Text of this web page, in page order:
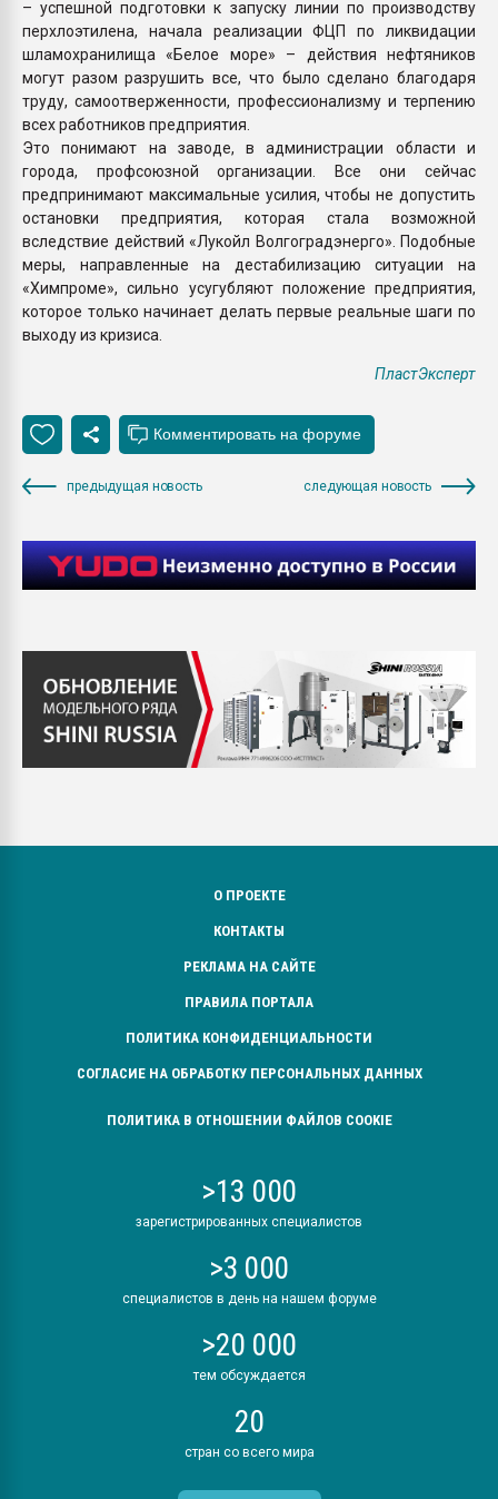
– успешной подготовки к запуску линии по производству
перхлоэтилена, начала реализации ФЦП по ликвидации
шламохранилища «Белое море» – действия нефтяников
могут разом разрушить все, что было сделано благодаря
труду, самоотверженности, профессионализму и терпению
всех работников предприятия.
Это понимают на заводе, в администрации области и
города, профсоюзной организации. Все они сейчас
предпринимают максимальные усилия, чтобы не допустить
остановки предприятия, которая стала возможной
вследствие действий «Лукойл Волгоградэнерго». Подобные
меры, направленные на дестабилизацию ситуации на
«Химпроме», сильно усугубляют положение предприятия,
которое только начинает делать первые реальные шаги по
выходу из кризиса.
ПластЭксперт
предыдущая новость следующая новость
О ПРОЕКТЕ
КОНТАКТЫ
РЕКЛАМА НА САЙТЕ
ПРАВИЛА ПОРТАЛА
ПОЛИТИКА КОНФИДЕНЦИАЛЬНОСТИ
СОГЛАСИЕ НА ОБРАБОТКУ ПЕРСОНАЛЬНЫХ ДАННЫХ
ПОЛИТИКА В ОТНОШЕНИИ ФАЙЛОВ COOKIE
>13 000
зарегистрированных специалистов
>3 000
специалистов в день на нашем форуме
>20 000
тем обсуждается
20
стран со всего мира